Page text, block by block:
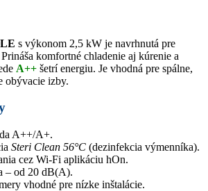
s výkonom 2,5 kW je navrhnutá pre
komfortné chladenie aj kúrenie a
A++ šetrí energiu. Je vhodná pre spálne,
obývacie izby.
A++/A+.
Steri Clean 56°C (dezinfekcia výmenníka).
cez Wi-Fi aplikáciu hOn.
– od 20 dB(A).
vhodné pre nízke inštalácie.